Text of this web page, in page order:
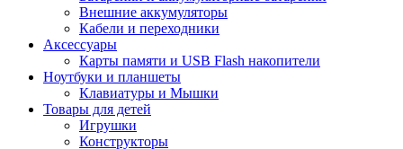
Внешние аккумуляторы
Кабели и переходники
Аксессуары
Карты памяти и USB Flash накопители
Ноутбуки и планшеты
Клавиатуры и Мышки
Товары для детей
Игрушки
Конструкторы